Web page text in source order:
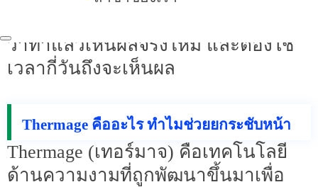
ว่าทำแล้วเห็นผลจริงไหม และต้องใช้
เวลากี่วันถึงจะเห็นผล
Thermage คืออะไร ทำไมช่วยยกระชับหน้า
Thermage (เทอร์มาจ) คือเทคโนโลยี
ด้านความงามที่ถูกพัฒนาขึ้นมาเพื่อ